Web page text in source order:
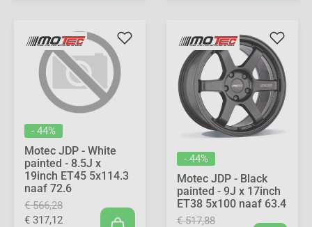
- 44%
Motec JDP - White
painted - 8.5J x
19inch ET45 5x114.3
naaf 72.6
€ 566,28
€ 317,12
- 44%
Motec JDP - Black
painted - 9J x 17inch
ET38 5x100 naaf 63.4
€ 517,88